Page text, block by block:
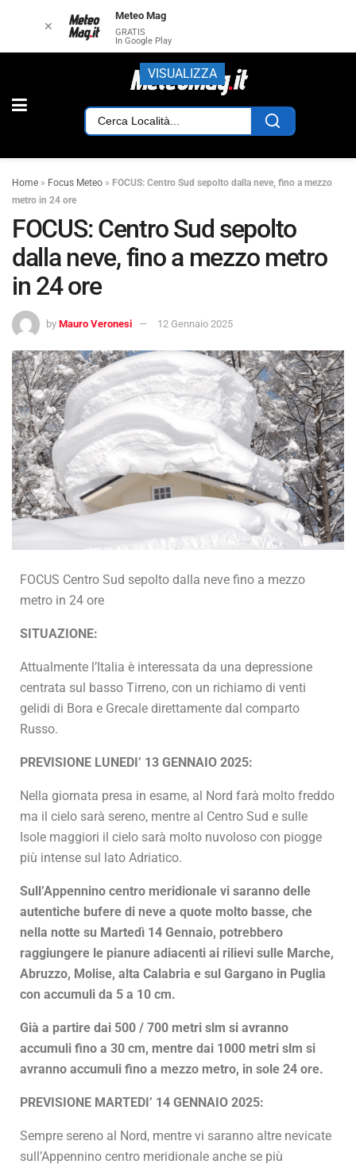
Home » Focus Meteo » FOCUS: Centro Sud sepolto dalla neve, fino a mezzo
metro in 24 ore
FOCUS: Centro Sud sepolto
dalla neve, fino a mezzo metro
in 24 ore
by Mauro Veronesi 12 Gennaio 2025
FOCUS Centro Sud sepolto dalla neve fino a mezzo
metro in 24 ore
SITUAZIONE:
Attualmente l’Italia è interessata da una depressione
centrata sul basso Tirreno, con un richiamo di venti
gelidi di Bora e Grecale direttamente dal comparto
Russo.
PREVISIONE LUNEDI’ 13 GENNAIO 2025:
Nella giornata presa in esame, al Nord farà molto freddo
ma il cielo sarà sereno, mentre al Centro Sud e sulle
Isole maggiori il cielo sarà molto nuvoloso con piogge
più intense sul lato Adriatico.
Sull’Appennino centro meridionale vi saranno delle
autentiche bufere di neve a quote molto basse, che
nella notte su Martedì 14 Gennaio, potrebbero
raggiungere le pianure adiacenti ai rilievi sulle Marche,
Abruzzo, Molise, alta Calabria e sul Gargano in Puglia
con accumuli da 5 a 10 cm.
Già a partire dai 500 / 700 metri slm si avranno
accumuli fino a 30 cm, mentre dai 1000 metri slm si
avranno accumuli fino a mezzo metro, in sole 24 ore.
PREVISIONE MARTEDI’ 14 GENNAIO 2025:
Sempre sereno al Nord, mentre vi saranno altre nevicate
sull’Appennino centro meridionale anche se più
✕
Meteo Mag
GRATIS
In Google Play
VISUALIZZA